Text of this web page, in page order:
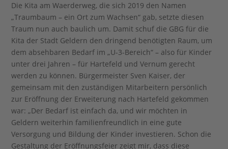
Die Kita am Waerderweg, die sich 2019 den Namen
„Traumbaum – ein Ort zum Wachsen“ gab, setzte diesen
Traum nun auch baulich um. Damit schuf die GBG für die
Kita der Stadt Geldern den dringend benötigten Raum, um
dem absehbaren Bedarf im „U-3-Bereich“ – also für Kinder
unter drei Jahren – für Hartefeld und Vernum gerecht
werden zu können. Bürgermeister Sven Kaiser, der
gemeinsam mit den zuständigen Mitarbeitern persönlich
zur Eröffnung der Erweiterung nach Hartefeld gekommen
war: „Der Bedarf ist einfach da, und wir möchten in
Geldern weiterhin familienfreundlich in eine gute
Versorgung und Bildung der Kinder investieren. Schon die
Gestaltung der Eröffnungsfeier zeigt mir, dass diese